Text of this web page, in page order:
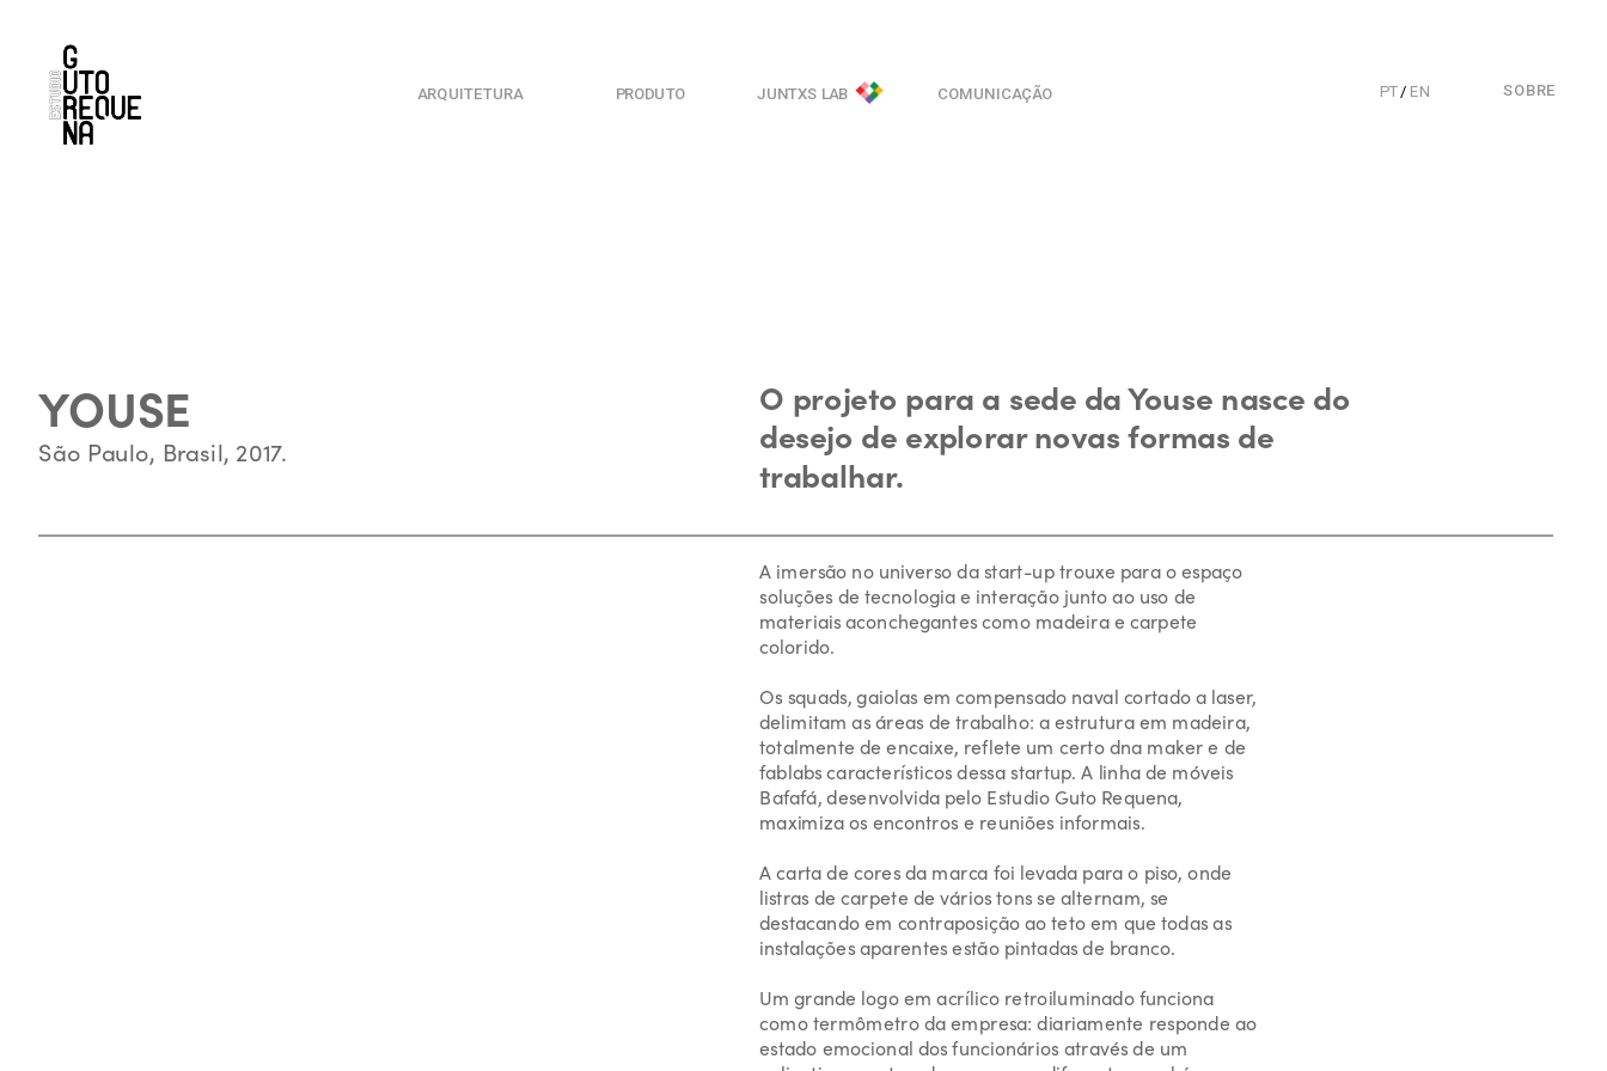
SOBRE
PT / EN
PRODUTO
ARQUITETURA JUNTXS LAB COMUNICAÇÃO
YOUSE
São Paulo, Brasil, 2017.
O projeto para a sede da Youse nasce do
desejo de explorar novas formas de
trabalhar.
A imersão no universo da start-up trouxe para o espaço
soluções de tecnologia e interação junto ao uso de
materiais aconchegantes como madeira e carpete
colorido.
Os squads, gaiolas em compensado naval cortado a laser,
delimitam as áreas de trabalho: a estrutura em madeira,
totalmente de encaixe, reflete um certo dna maker e de
fablabs característicos dessa startup. A linha de móveis
Bafafá, desenvolvida pelo Estudio Guto Requena,
maximiza os encontros e reuniões informais.
A carta de cores da marca foi levada para o piso, onde
listras de carpete de vários tons se alternam, se
destacando em contraposição ao teto em que todas as
instalações aparentes estão pintadas de branco.
Um grande logo em acrílico retroiluminado funciona
como termômetro da empresa: diariamente responde ao
estado emocional dos funcionários através de um